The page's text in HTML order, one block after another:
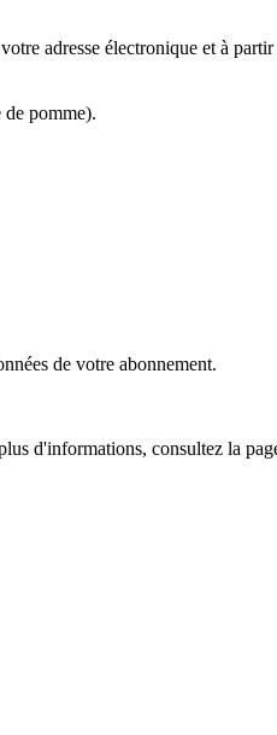
adresse électronique et à
pomme).
de votre abonnement.
d'informations, consultez la